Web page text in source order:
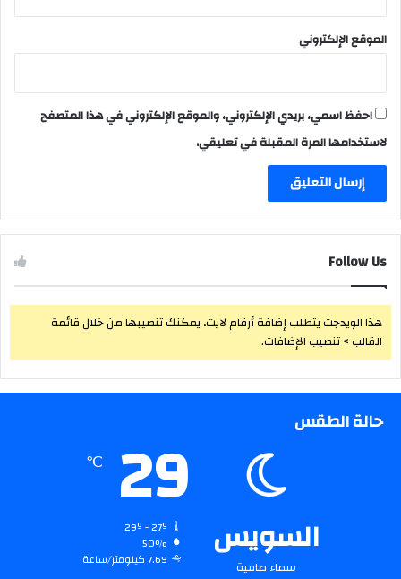
الموقع الإلكتروني
احفظ اسمي، بريدي الإلكتروني، والموقع الإلكتروني في هذا المتصفح
لاستخدامها المرة المقبلة في تعليقي.
Follow Us
هذا الويدجت يتطلب إضافة أرقام لايت، يمكنك تنصيبها من خلال قائمة
القالب > تنصيب الإضافات.
حالة الطقس
السويس
سماء صافية
29
℃
50%
7.69 كيلومتر/ساعة